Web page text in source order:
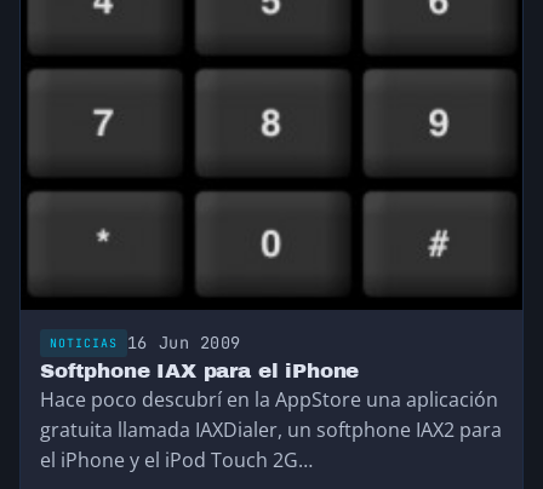
NOTICIAS 16 Jun 2009
Softphone IAX para el iPhone
Hace poco descubrí en la AppStore una aplicación
gratuita llamada IAXDialer, un softphone IAX2 para
el iPhone y el iPod Touch 2G…